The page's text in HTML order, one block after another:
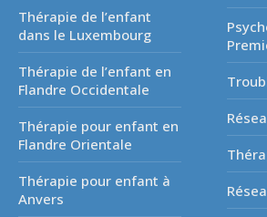
Thérapie de l’enfant
dans le Luxembourg
Thérapie de l’enfant en
Flandre Occidentale
Thérapie pour enfant en
Flandre Orientale
Thérapie pour enfant à
Anvers